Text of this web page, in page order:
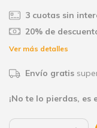
3 cuotas sin
20% de
Ver más detalles
Envío gratis
¡No te lo pierdas, es